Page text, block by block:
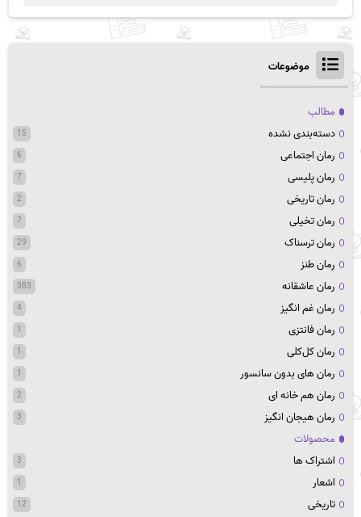
موضوعات
مطالب
دسته‌بندی نشده
15
رمان اجتماعی 6
رمان پلیسی 7
رمان تاریخی 2
رمان تخیلی 7
رمان ترسناک 29
رمان طنز 6
رمان عاشقانه 383
رمان غم انگیز 4
رمان فانتزی 1
رمان کل‌کلی 1
رمان های بدون سانسور 1
رمان هم خانه ای 2
رمان هیجان انگیز 3
محصولات
اشتراک ها
3
اشعار 1
تاریخی 12